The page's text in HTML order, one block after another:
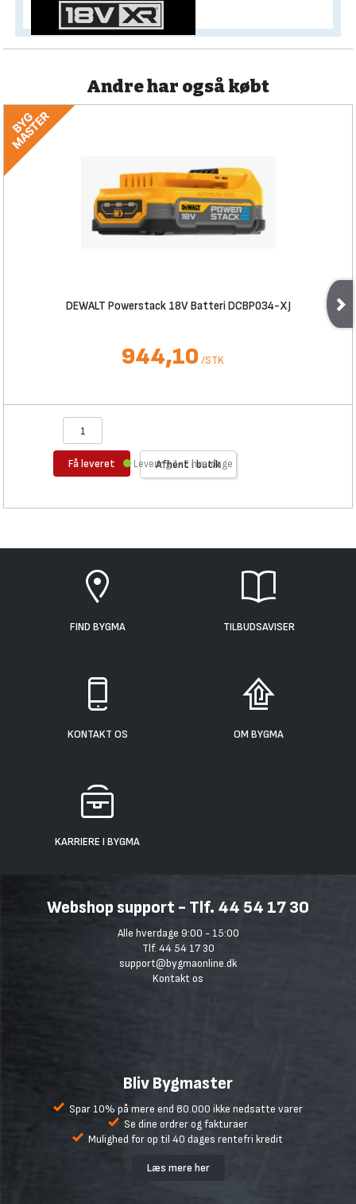
Andre har også købt
DEWALT Powerstack 18V Batteri DCBP034-XJ
944,10 /STK
Få leveret Afhent i butik
Levering 1-2 hverdage
FIND BYGMA TILBUDSAVISER
KONTAKT OS OM BYGMA
KARRIERE I BYGMA
Webshop support - Tlf. 44 54 17 30
Alle hverdage 9:00 - 15:00
Tlf. 44 54 17 30
support@bygmaonline.dk
Kontakt os
Bliv Bygmaster
Spar 10% på mere end 80.000 ikke nedsatte varer
Se dine ordrer og fakturaer
Mulighed for op til 40 dages rentefri kredit
Læs mere her